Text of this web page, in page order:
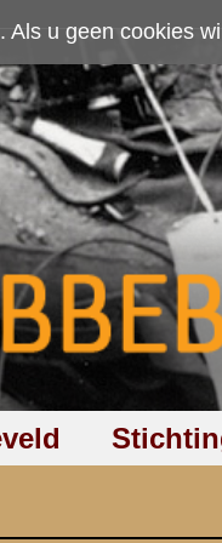
klikken Accepteer cookies
Zoeken